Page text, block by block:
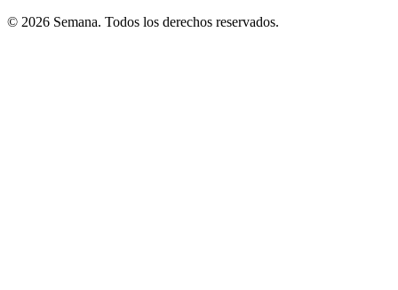
© 2026 Semana. Todos los derechos reservados.